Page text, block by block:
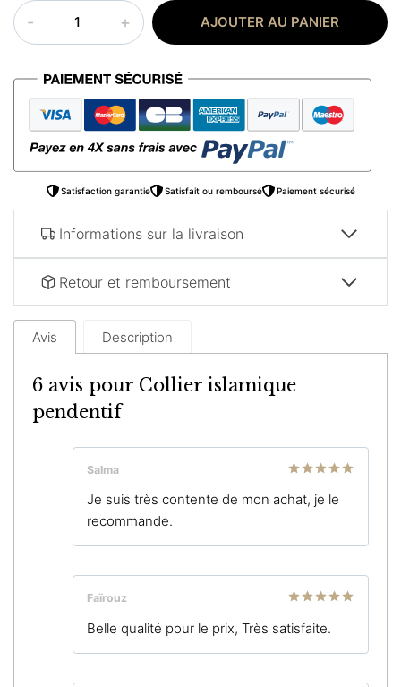
quantité
de
islamique
pendentif
AJOUTER AU PANIER
Satisfaction garantie Satisfait ou remboursé Paiement sécurisé
Informations sur la livraison
Retour et remboursement
Avis Description
6 avis pour Collier islamique
pendentif
5
Salma
Je suis très contente de mon achat, je le
recommande.
5
Faïrouz
Belle qualité pour le prix, Très satisfaite.